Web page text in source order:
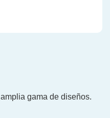
gama de diseños.